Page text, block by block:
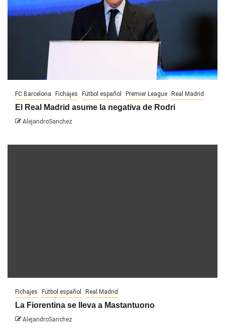
FC Barcelona Fichajes Fútbol español Premier League Real Madrid
El Real Madrid asume la negativa de Rodri
AlejandroSanchez
Fichajes Fútbol español Real Madrid
La Fiorentina se lleva a Mastantuono
AlejandroSanchez